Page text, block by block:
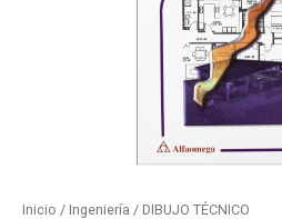
Inicio / Ingeniería / DIBUJO TÉCNICO